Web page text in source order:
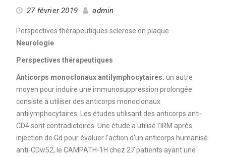
27 février 2019 admin
Perspectives thérapeutiques sclerose en plaque
Neurologie
Perspectives thérapeutiques
Anticorps monoclonaux antilymphocytaires. un autre
moyen pour induire une immunosuppression prolongée
consiste à utiliser des anticorps monoclonaux
antilymphocytaires. Les études utilisant des anticorps anti-
CD4 sont contradictoires. Une étude a utilisé l'IRM après
injection de Gd pour évaluer l'action d'un anticorps humanisé
anti-CDw52, le CAMPATH-1H chez 27 patients ayant une